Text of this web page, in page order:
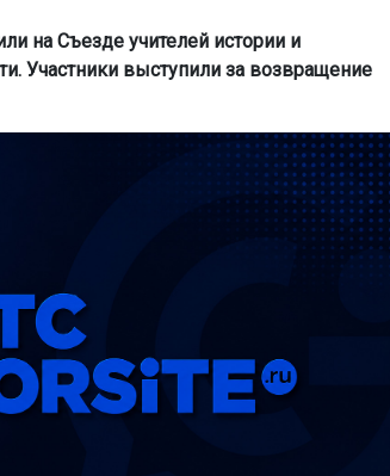
на Съезде учителей истории и
Участники выступили за возвращение